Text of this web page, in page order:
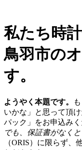
私たち時
鳥羽市の
す。
ようやく本題です。
いかな」と思って頂
パック」をお申込みく
でも、保証書がなく
（ORIS）に限らず、